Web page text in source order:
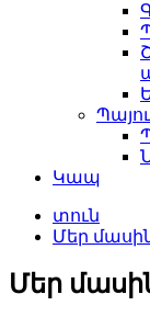
Կապ
տուն
Մեր
Մեր